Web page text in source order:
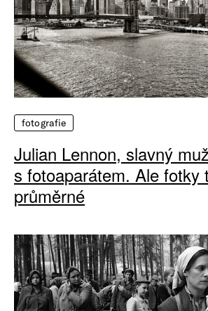
fotografie
Julian Lennon, slavný muž
s fotoaparátem. Ale fotky
průměrné